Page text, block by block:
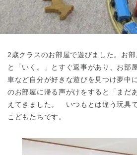
2歳クラスのお部屋で遊びました。お
と「いく。」とすぐ返事があり、お部
車など自分が好きな遊びを見つけ夢中
のお部屋に帰る声がけをすると「まだ
えてきました。 いつもとは違う玩具
こどもたちです。